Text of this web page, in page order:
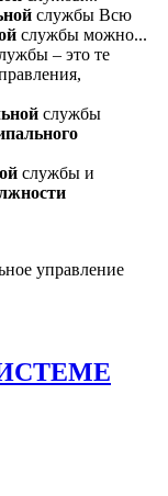
службы Всю
службы можно...
– это те
службы
службы и
управление